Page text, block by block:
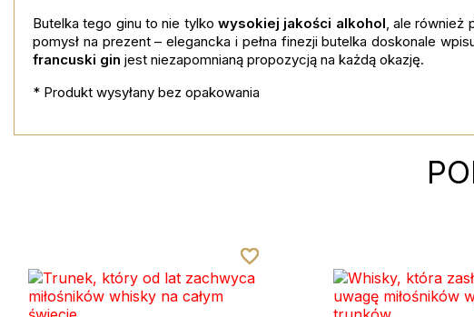
Butelka tego ginu to nie tylko wysokiej jakości alkohol, ale również
pomysł na prezent – elegancka i pełna finezji butelka doskonale
francuski gin jest niezapomnianą propozycją na każdą okazję.
* Produkt wysyłany bez opakowania
favorite_border
favorite_border
favorite_border